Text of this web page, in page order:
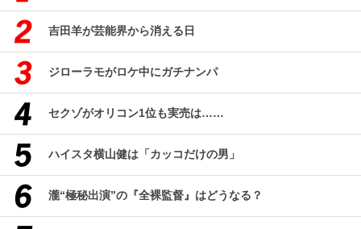
吉田羊が芸能界から消える日
ジローラモがロケ中にガチナンパ
セクゾがオリコン1位も実売は……
ハイスタ横山健は「カッコだけの男」
瀧“極秘出演”の『全裸監督』はどうなる？